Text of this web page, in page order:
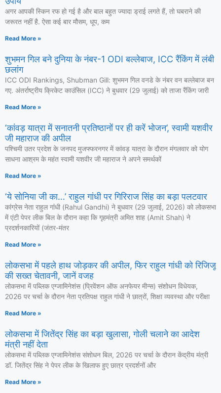
अगर आपकी स्किन रफ हो गई है और बाल बहुत ज्यादा ड्राई लगते हैं, तो घबराने की
जरूरत नहीं है. ऐसा कई बार मौसम, धूप, कम
Read More »
शुभमन गिल बने दुनिया के नंबर-1 ODI बल्लेबाज, ICC रैंकिंग में लंबी
छलांग
ICC ODI Rankings, Shubman Gill: शुभमन गिल वनडे के नंबर वन बल्लेबाज बन
गए. अंतर्राष्ट्रीय क्रिकेट काउंसिल (ICC) ने बुधवार (29 जुलाई) को ताजा रैंकिंग जारी
Read More »
‘कांवड़ यात्रा में सनातनी प्रतिष्ठानों पर ही करें भोजन’, स्वामी यशवीर
जी महाराज की अपील
पश्चिमी उतर प्रदेश के जनपद मुजफ्फरनगर में कांवड़ यात्रा के दौरान मंगलवार को योग
साधना आश्रम के महंत स्वामी यशवीर जी महाराज ने अपने समर्थकों
Read More »
‘ये सोनिया जी का…’ राहुल गांधी पर गिरिराज सिंह का बड़ा पलटवार
कांग्रेस नेता राहुल गांंधी (Rahul Gandhi) ने बुधवार (29 जुलाई, 2026) को लोकसभा
में एंटी पेपर लीक बिल के दौरान कहा कि गृहमंत्री अमित शाह (Amit Shah) ने
प्रदर्शनकारियों (जंतर-मंतर
Read More »
लोकसभा में पहले हाथ जोड़कर की अपील, फिर राहुल गांधी को रिजिजू
की सख्त चेतावनी, जानें वजह
लोकसभा में पब्लिक एग्जामिनेशंस (प्रिवेंशन ऑफ अनफेयर मीन्स) संशोधन विधेयक,
2026 पर चर्चा के दौरान नेता प्रतिपक्ष राहुल गांधी ने छात्रों, शिक्षा व्यवस्था और परीक्षा
Read More »
लोकसभा में जितेंद्र सिंह का बड़ा खुलासा, गोली चलाने का आदेश
मंत्री नहीं देता
लोकसभा में पब्लिक एग्जामिनेशंस संशोधन बिल, 2026 पर चर्चा के दौरान केंद्रीय मंत्री
डॉ. जितेंद्र सिंह ने पेपर लीक के खिलाफ हुए छात्र प्रदर्शनों और
Read More »